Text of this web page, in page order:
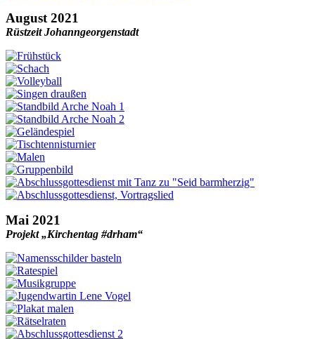
August 2021
Rüstzeit Johanngeorgenstadt
Mai 2021
Projekt „Kirchentag #drham“